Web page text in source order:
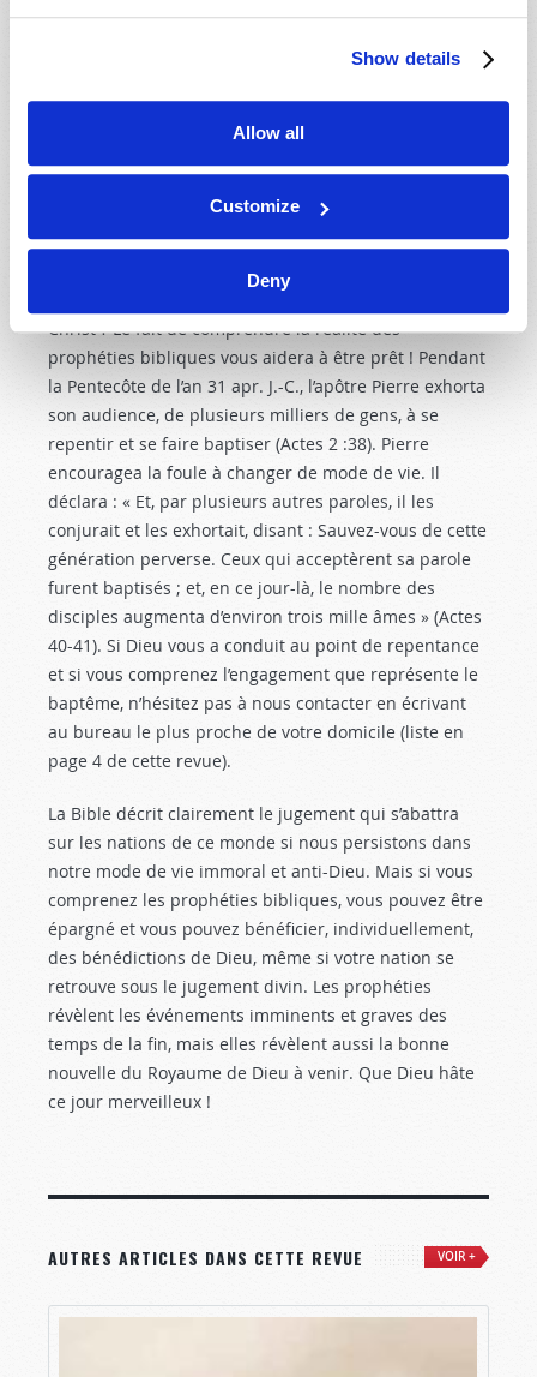
Show details
Allow all
Customize
Deny
par ses enseignements : « En ce temps-là parut Jean-
(Matthieu 3 :1-2). Bien entendu, Jésus-Christ prêcha le
même message un peu plus tard (Marc 1 :14-15
Judée et de tout le pays des environs du Jourdain, se
rendaient auprès de lui » (Matthieu 3 :5).
Christ ? Le fait de comprendre la réalité des
prophéties bibliques vous aidera à être prêt ! Pendant
la Pentecôte de l’an 31 apr. J.-C., l’apôtre Pierre exhorta
son audience, de plusieurs milliers de gens, à se
repentir et se faire baptiser (Actes 2 :38). Pierre
encouragea la foule à changer de mode de vie. Il
déclara : « Et, par plusieurs autres paroles, il les
conjurait et les exhortait, disant : Sauvez-vous de cette
génération perverse. Ceux qui acceptèrent sa parole
furent baptisés ; et, en ce jour-là, le nombre des
disciples augmenta d’environ trois mille âmes » (Actes
40-41). Si Dieu vous a conduit au point de repentance
et si vous comprenez l’engagement que représente le
baptême, n’hésitez pas à nous contacter en écrivant
au bureau le plus proche de votre domicile (liste en
page 4 de cette revue).
La Bible décrit clairement le jugement qui s’abattra
sur les nations de ce monde si nous persistons dans
notre mode de vie immoral et anti-Dieu. Mais si vous
comprenez les prophéties bibliques, vous pouvez être
épargné et vous pouvez bénéficier, individuellement,
des bénédictions de Dieu, même si votre nation se
retrouve sous le jugement divin. Les prophéties
révèlent les événements imminents et graves des
temps de la fin, mais elles révèlent aussi la bonne
nouvelle du Royaume de Dieu à venir. Que Dieu hâte
ce jour merveilleux !
AUTRES ARTICLES DANS CETTE REVUE VOIR +